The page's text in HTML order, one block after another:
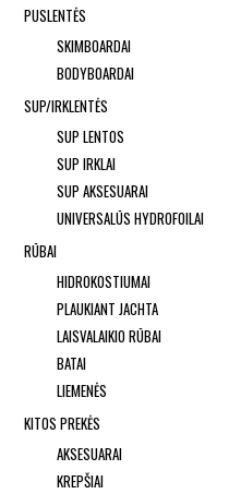
PUSLENTĖS
SKIMBOARDAI
BODYBOARDAI
SUP/IRKLENTĖS
SUP LENTOS
SUP IRKLAI
SUP AKSESUARAI
UNIVERSALŪS HYDROFOILAI
RŪBAI
HIDROKOSTIUMAI
PLAUKIANT JACHTA
LAISVALAIKIO RŪBAI
BATAI
LIEMENĖS
KITOS PREKĖS
AKSESUARAI
KREPŠIAI